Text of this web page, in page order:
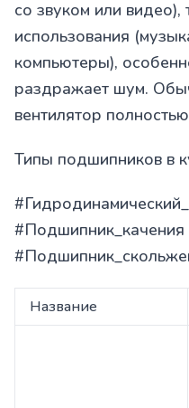
со звуком или видео),
использования
компьютеры),
раздражает шум.
вентилятор полностью
Типы подшипников в
Название